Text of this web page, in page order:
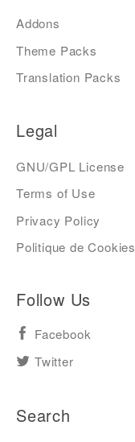
Addons
Theme Packs
Translation Packs
Legal
GNU/GPL License
Terms of Use
Privacy Policy
Politique de Cookies
Follow Us
Facebook
Twitter
Search